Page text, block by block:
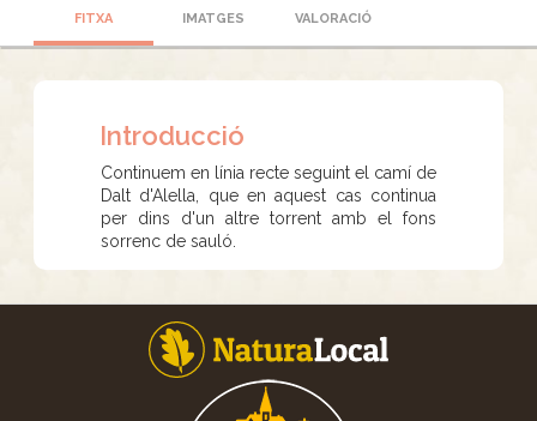
FITXA IMATGES VALORACIÓ
Introducció
Continuem en línia recte seguint el camí de
Dalt d'Alella, que en aquest cas continua
per dins d'un altre torrent amb el fons
sorrenc de sauló.